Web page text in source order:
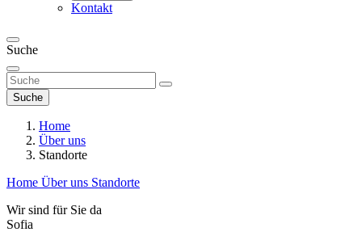
Kontakt
Suche
Suche
Home
Über uns
Standorte
Home Über uns Standorte
Wir sind für Sie da
Sofia